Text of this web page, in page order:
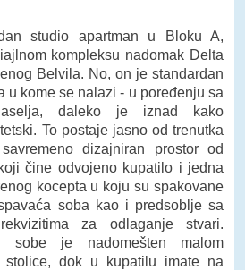
studio apartman u Bloku A,
kompleksu nadomak Delta
Belvila. No, on je standardan
u kome se nalazi - u poređenju sa
daleko je iznad kako
To postaje jasno od trenutka
dizajniran prostor od
čine odvojeno kupatilo i jedna
kocepta u koju su spakovane
soba kao i predsoblje sa
za odlaganje stvari.
sobe je nadomešten malom
stolice, dok u kupatilu imate na